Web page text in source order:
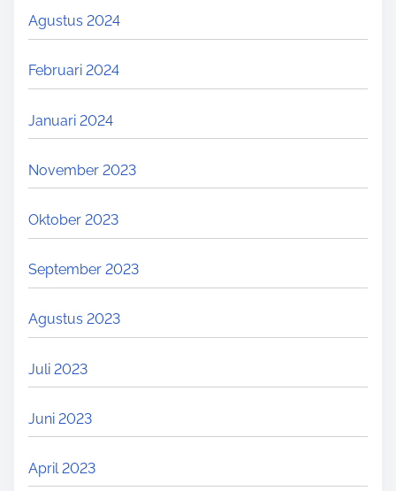
Agustus 2024
Februari 2024
Januari 2024
November 2023
Oktober 2023
September 2023
Agustus 2023
Juli 2023
Juni 2023
April 2023